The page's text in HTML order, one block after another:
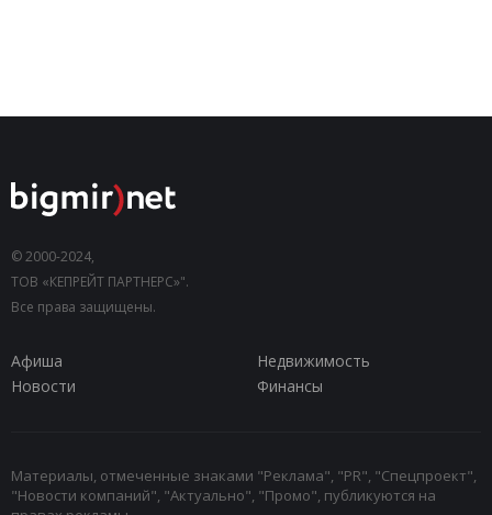
© 2000-2024,
ТОВ «КЕПРЕЙТ ПАРТНЕРС»".
Все права защищены.
Афиша
Недвижимость
Новости
Финансы
Материалы, отмеченные знаками "Реклама", "PR", "Спецпроект",
"Новости компаний", "Актуально", "Промо", публикуются на